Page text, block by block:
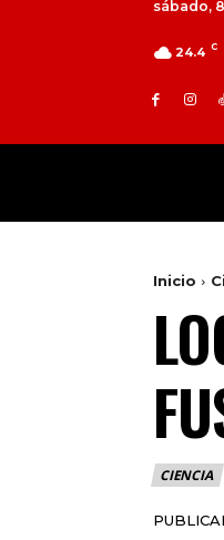
sábado,
24.4 C
Inicio
CIENCIA